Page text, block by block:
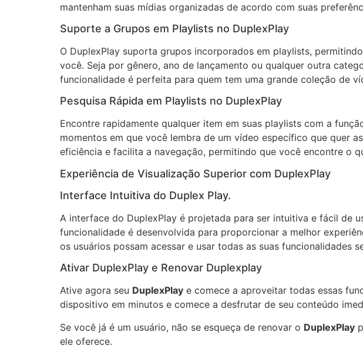
mantenham suas mídias organizadas de acordo com suas
Suporte a Grupos em Playlists no DuplexPlay
O DuplexPlay suporta grupos incorporados em playlists,
você. Seja por gênero, ano de lançamento ou qualquer outra
funcionalidade é perfeita para quem tem uma grande coleção de
Pesquisa Rápida em Playlists no DuplexPlay
Encontre rapidamente qualquer item em suas playlists com a
momentos em que você lembra de um vídeo específico que quer
eficiência e facilita a navegação, permitindo que você encontre o
Experiência de Visualização Superior com DuplexPlay
Interface Intuitiva do Duplex Play.
A interface do DuplexPlay é projetada para ser intuitiva e fácil de
funcionalidade é desenvolvida para proporcionar a melhor
os usuários possam acessar e usar todas as suas funcionalidades
Ativar DuplexPlay e Renovar Duplexplay
Ative agora seu DuplexPlay e comece a aproveitar todas essas
dispositivo em minutos e comece a desfrutar de seu conteúdo
Se você já é um usuário, não se esqueça de renovar o DuplexPlay
ele oferece.